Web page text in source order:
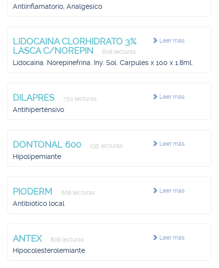
Antiinflamatorio, Analgésico
Leer más
LIDOCAINA CLORHIDRATO 3%
LASCA C/NOREPIN
608 lecturas
Lidocaína. Norepinefrina. Iny. Sol. Carpules x 100 x 1.8ml.
Leer más
DILAPRES 750 lecturas
Antihipertensivo
Leer más
DONTONAL 600 235 lecturas
Hipolipemiante
Leer más
PIODERM 606 lecturas
Antibiótico local
Leer más
ANTEX 808 lecturas
Hipocolesterolemiante